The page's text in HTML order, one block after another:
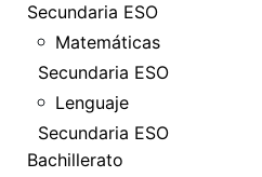
Secundaria ESO
Matemáticas
Secundaria ESO
Lenguaje
Secundaria ESO
Bachillerato